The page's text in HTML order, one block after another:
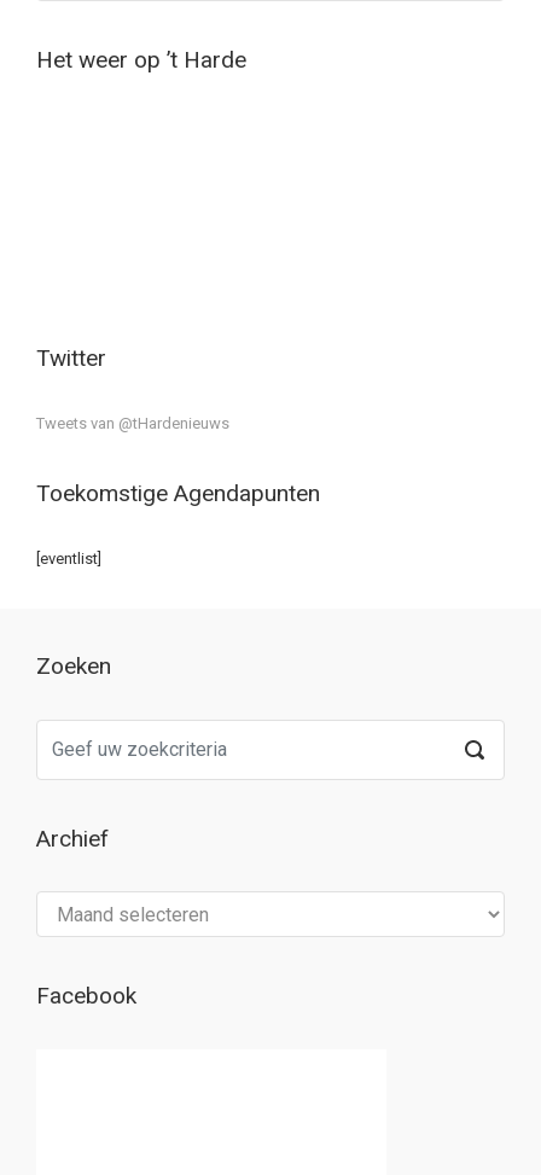
Het weer op ’t Harde
Twitter
Tweets van @tHardenieuws
Toekomstige Agendapunten
[eventlist]
Zoeken
Archief
Facebook